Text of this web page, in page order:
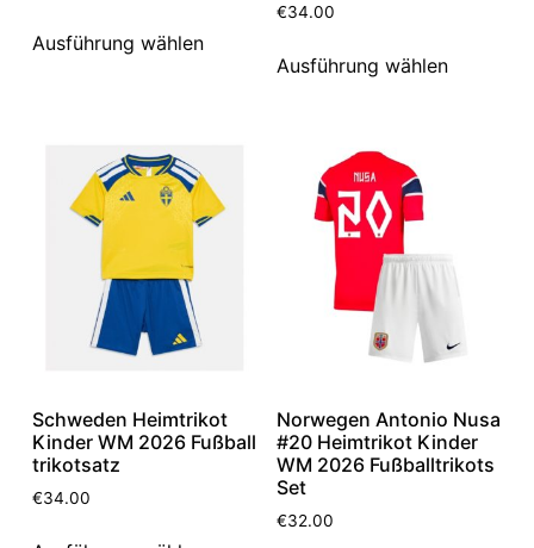
Ausführung wählen
€34.00
Ausführung wählen
Schweden Heimtrikot
Kinder WM 2026 Fußball
trikotsatz
€34.00
Norwegen Antonio Nusa
#20 Heimtrikot Kinder
WM 2026 Fußballtrikots
Set
€32.00